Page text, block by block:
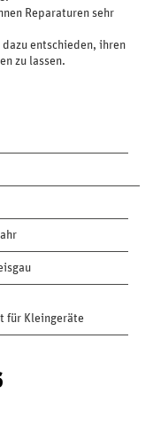
Reparaturen sehr
entschieden, ihren
zu lassen.
für Kleingeräte